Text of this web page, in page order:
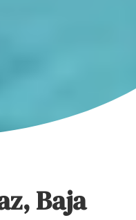
Baja